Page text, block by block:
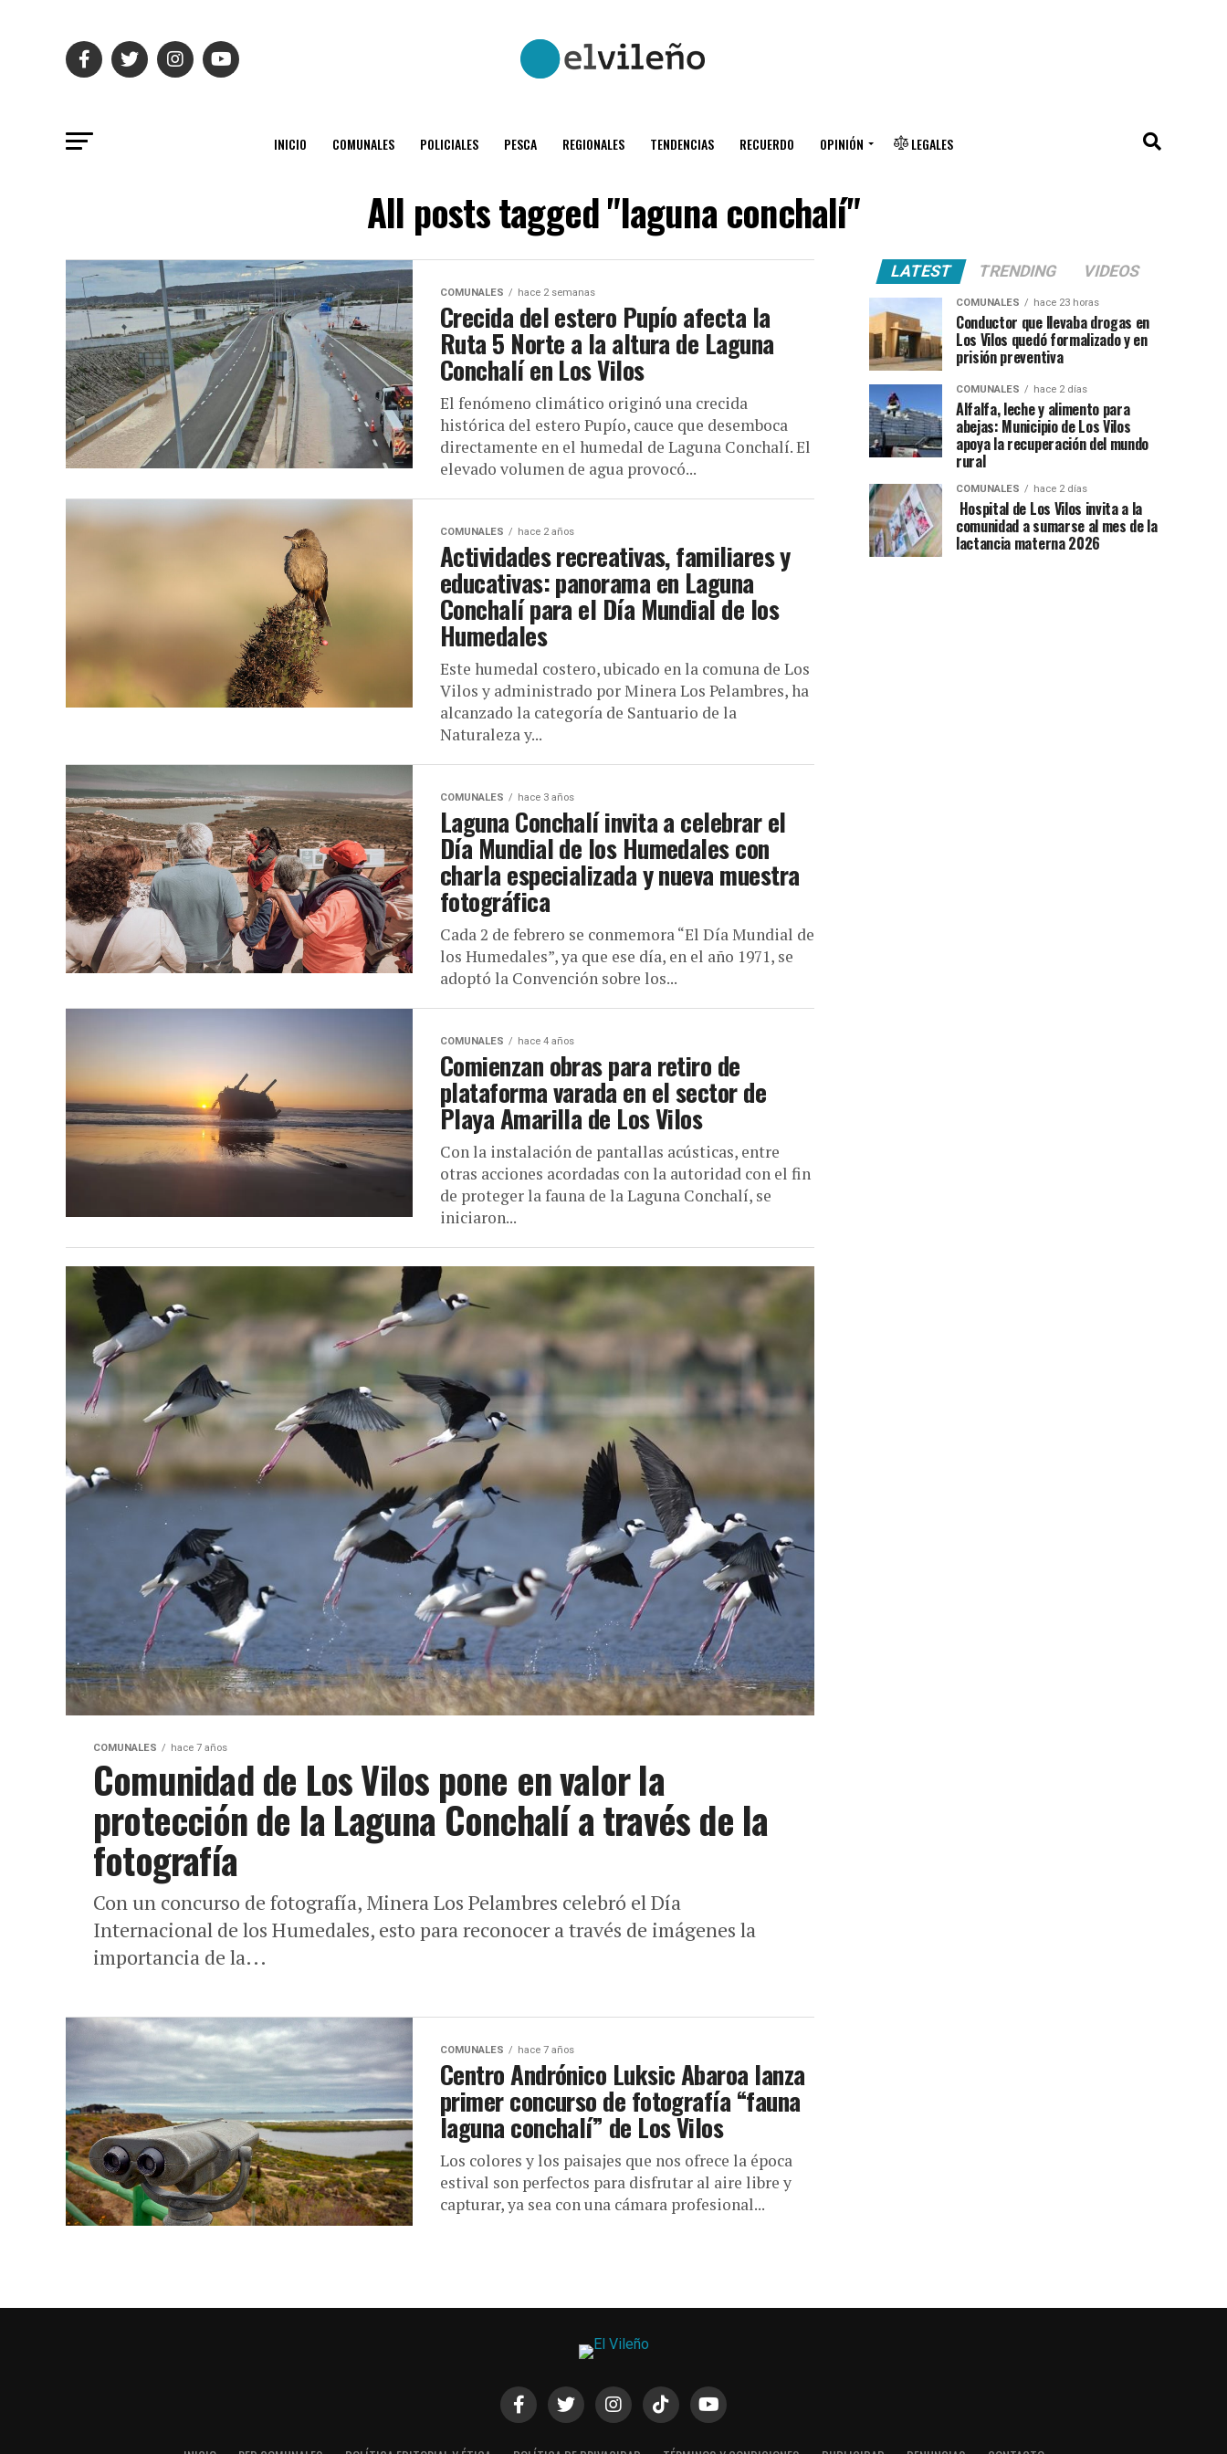
INICIO COMUNALES POLICIALES PESCA REGIONALES TENDENCIAS RECUERDO OPINIÓN LEGALES
All posts tagged "laguna conchalí"
COMUNALES hace 2 semanas
Crecida del estero Pupío afecta la
Ruta 5 Norte a la altura de Laguna
Conchalí en Los Vilos
El fenómeno climático originó una crecida
histórica del estero Pupío, cauce que desemboca
directamente en el humedal de Laguna Conchalí. El
elevado volumen de agua provocó...
COMUNALES hace 2 años
Actividades recreativas, familiares y
educativas: panorama en Laguna
Conchalí para el Día Mundial de los
Humedales
Este humedal costero, ubicado en la comuna de Los
Vilos y administrado por Minera Los Pelambres, ha
alcanzado la categoría de Santuario de la
Naturaleza y...
COMUNALES hace 3 años
Laguna Conchalí invita a celebrar el
Día Mundial de los Humedales con
charla especializada y nueva muestra
fotográfica
Cada 2 de febrero se conmemora “El Día Mundial de
los Humedales”, ya que ese día, en el año 1971, se
adoptó la Convención sobre los...
COMUNALES hace 4 años
Comienzan obras para retiro de
plataforma varada en el sector de
Playa Amarilla de Los Vilos
Con la instalación de pantallas acústicas, entre
otras acciones acordadas con la autoridad con el fin
de proteger la fauna de la Laguna Conchalí, se
iniciaron...
COMUNALES hace 7 años
Comunidad de Los Vilos pone en valor la
protección de la Laguna Conchalí a través de la
fotografía
Con un concurso de fotografía, Minera Los Pelambres celebró el Día
Internacional de los Humedales, esto para reconocer a través de imágenes la
importancia de la...
COMUNALES hace 7 años
Centro Andrónico Luksic Abaroa lanza
primer concurso de fotografía “fauna
laguna conchalí” de Los Vilos
Los colores y los paisajes que nos ofrece la época
estival son perfectos para disfrutar al aire libre y
capturar, ya sea con una cámara profesional...
LATEST TRENDING VIDEOS
COMUNALES hace 23 horas
Conductor que llevaba drogas en
Los Vilos quedó formalizado y en
prisión preventiva
COMUNALES hace 2 días
Alfalfa, leche y alimento para
abejas: Municipio de Los Vilos
apoya la recuperación del mundo
rural
COMUNALES hace 2 días
Hospital de Los Vilos invita a la
comunidad a sumarse al mes de la
lactancia materna 2026